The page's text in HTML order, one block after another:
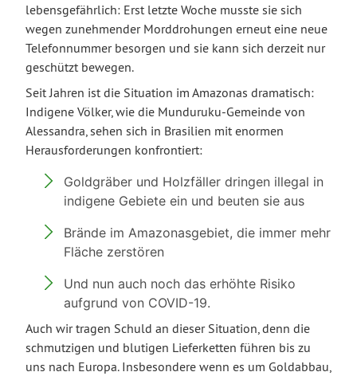
lebensgefährlich: Erst letzte Woche musste sie sich
wegen zunehmender Morddrohungen erneut eine neue
Telefonnummer besorgen und sie kann sich derzeit nur
geschützt bewegen.
Seit Jahren ist die Situation im Amazonas dramatisch:
Indigene Völker, wie die Munduruku-Gemeinde von
Alessandra, sehen sich in Brasilien mit enormen
Herausforderungen konfrontiert:
Goldgräber und Holzfäller dringen illegal in
indigene Gebiete ein und beuten sie aus
Brände im Amazonasgebiet, die immer mehr
Fläche zerstören
Und nun auch noch das erhöhte Risiko
aufgrund von COVID-19.
Auch wir tragen Schuld an dieser Situation, denn die
schmutzigen und blutigen Lieferketten führen bis zu
uns nach Europa. Insbesondere wenn es um Goldabbau,